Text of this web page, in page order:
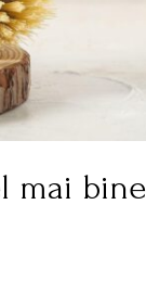
mai bine